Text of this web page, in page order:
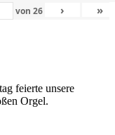
von26 › »
feierte unsere
Orgel.